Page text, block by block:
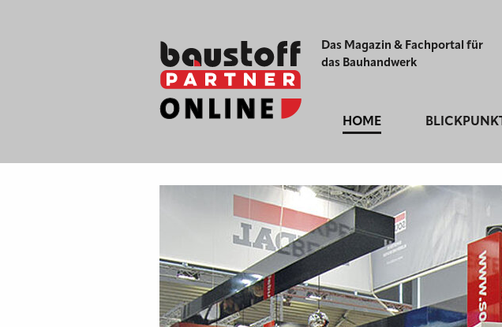
Das Magazin & Fachportal für
das Bauhandwerk
HOME BLICKPUNKT